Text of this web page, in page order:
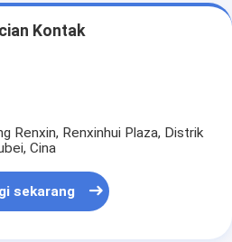
Kontak
Renxin, Renxinhui Plaza, Distrik
Cina
sekarang